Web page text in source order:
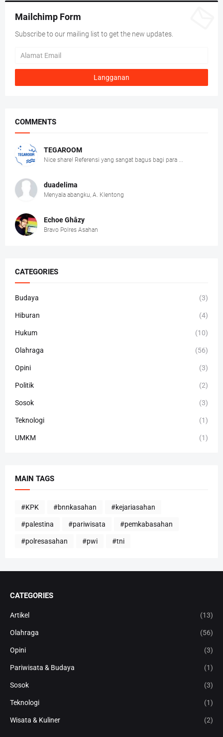
Mailchimp Form
Subscribe to our mailing list to get the new updates.
COMMENTS
TEGAROOM
Nice share! Referensi yang sangat bagus bagi para ...
duadelima
Menyala abangku, A. Klentong
Echoe Ghâzy
Bravo Polres Asahan
CATEGORIES
Budaya (3)
Hiburan (4)
Hukum (10)
Olahraga (56)
Opini (3)
Politik (2)
Sosok (3)
Teknologi (1)
UMKM (1)
MAIN TAGS
#KPK #bnnkasahan #kejariasahan
#palestina #pariwisata #pemkabasahan
#polresasahan #pwi #tni
CATEGORIES
Artikel (13)
Olahraga (56)
Opini (3)
Pariwisata & Budaya (1)
Sosok (3)
Teknologi (1)
Wisata & Kuliner (2)